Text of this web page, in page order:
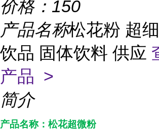
价格： 150
产品名称松花粉 超
饮品 固体饮料 供应
产品 >
简介
产品名称： 松花超微粉